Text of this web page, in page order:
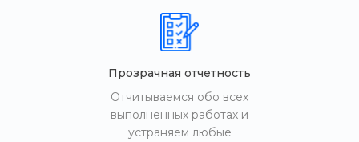
Прозрачная отчетность
Отчитываемся обо всех
выполненных работах и
устраняем любые